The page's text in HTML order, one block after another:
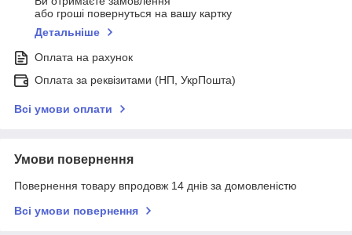
або гроші повернуться на вашу картку
Детальніше
Оплата на рахунок
Оплата за реквізитами (НП, УкрПошта)
Всі умови оплати
Умови повернення
Повернення товару впродовж 14 днів за домовленістю
Всі умови повернення